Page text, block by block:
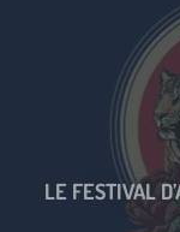
LE FESTIVAL